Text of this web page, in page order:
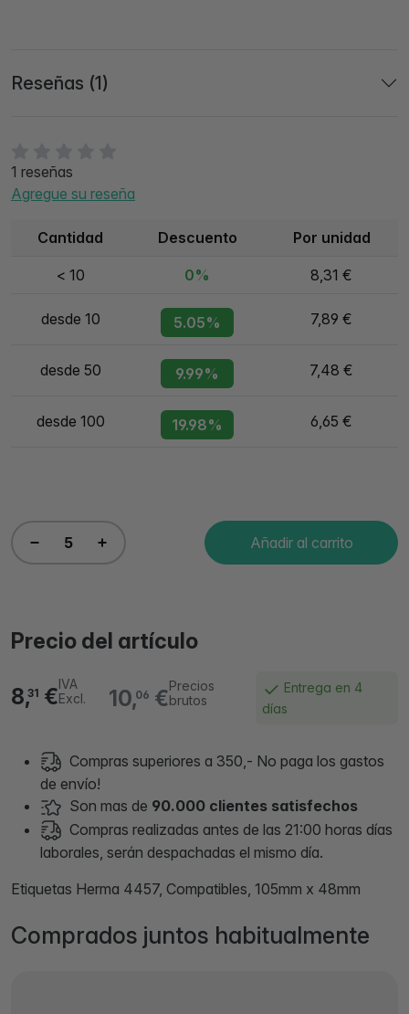
1 reseñas
Agregue su reseña
Cantidad Descuento Por unidad
< 10 0% 8,31 €
desde 10 5.05% 7,89 €
desde 50 9.99% 7,48 €
desde 100 19.98% 6,65 €
Añadir al carrito
Precio del artículo
10,06 €Precios
brutos
8,31 €IVA
Excl.
Entrega en 4
días
Compras superiores a 350,- No paga los gastos
de envío!
Son mas de 90.000 clientes satisfechos
Compras realizadas antes de las 21:00 horas días
laborales, serán despachadas el mismo día.
Etiquetas Herma 4457, Compatibles, 105mm x 48mm
Comprados juntos habitualmente
Reseñas (1)